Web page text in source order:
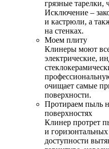
грязные
Исключение –
и кастрюли, а
на стенках.
Моем плиту
Клинеры моют
электрические,
очищает самые
поверхности.
Протираем пыль
поверхностях
Клинер протрет
и
доступности